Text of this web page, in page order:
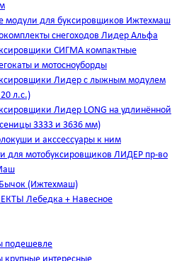
для буксировщиков Ижтехмаш
снегоходов Лидер Альфа
СИГМА компактные
и мотосноуборды
Лидер с лыжным модулем
л.с.)
Лидер LONG на удлинённой
3333 и 3636 мм)
и акссессуары к ним
для мотобуксировщиков ЛИДЕР пр-во
(Ижтехмаш)
Лебедка + Навесное
подешевле